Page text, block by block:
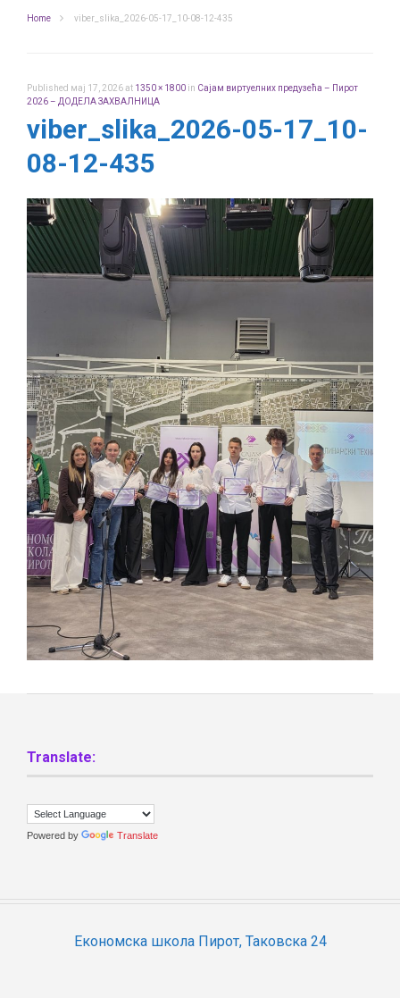
Home viber_slika_2026-05-17_10-08-12-435
Published мај 17, 2026at 1350 × 1800 in Сајам виртуелних предузећа – Пирот
2026 – ДОДЕЛА ЗАХВАЛНИЦА
viber_slika_2026-05-17_10-
08-12-435
Translate:
Powered by Translate
Економска школа Пирот, Таковска 24